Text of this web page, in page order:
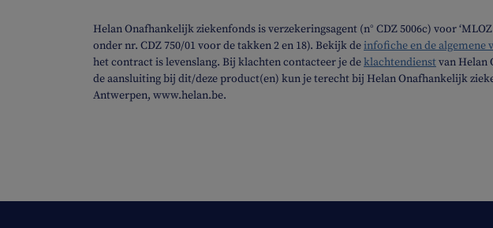
Helan Onafhankelijk ziekenfonds is verzekeringsagent (n° CDZ 5006c) voor
onder nr. CDZ 750/01 voor de takken 2 en 18). Bekijk deinfofiche en de algemene
het contract is levenslang. Bij klachten contacteer je deklachtendienstvan Helan
de aansluiting bij dit/deze product(en) kun je terecht bij Helan Onafhankelijk
Antwerpen, www.helan.be.